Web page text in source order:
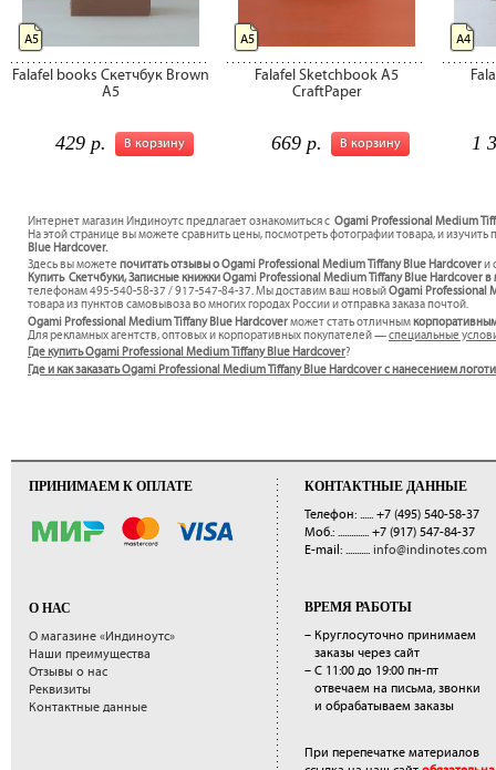
Falafel books Скетчбук Brown
A5
В корзину
429 р.
А5
Falafel Sketchbook A5
CraftPaper
В корзину
669 р.
А5
1
А4
Интернет магазин Индиноутс предлагает ознакомиться с Ogami Professional Medium
На этой странице вы можете сравнить цены, посмотреть фотографии товара, и
Blue Hardcover.
Здесь вы можете почитать отзывы о Ogami Professional Medium Tiffany Blue Hardcoverи
Купить Скетчбуки, Записные книжки Ogami Professional Medium Tiffany Blue Hardcover
телефонам 495-540-58-37 / 917-547-84-37. Мы доставим ваш новыйOgami Professional
товара из пунктов самовывоза во многих городах России и отправка заказа почтой.
Ogami Professional Medium Tiffany Blue Hardcoverможет стать отличным
Для рекламных агентств, оптовых и корпоративных покупателей —специальные
Где купить Ogami Professional Medium Tiffany Blue Hardcover?
Где и как заказать Ogami Professional Medium Tiffany Blue Hardcover с нанесением
ПРИНИМАЕМ К ОПЛАТЕ
О НАС
О магазине «Индиноутс»
Наши преимущества
Отзывы о нас
Реквизиты
Контактные данные
КОНТАКТНЫЕ ДАННЫЕ
Телефон: ...... +7 (495) 540-58-37
Моб.: .............. +7 (917) 547-84-37
E-mail: ........... info@indinotes.com
ВРЕМЯ РАБОТЫ
– Круглосуточно принимаем
заказы через сайт
– С 11:00 до 19:00 пн-пт
отвечаем на письма, звонки
и обрабатываем заказы
При перепечатке материалов